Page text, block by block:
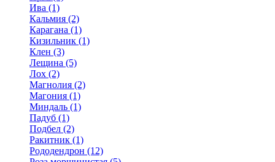
Ива (1)
Кальмия (2)
Карагана (1)
Кизильник (1)
Клен (3)
Лещина (5)
Лох (2)
Магнолия (2)
Магония (1)
Миндаль (1)
Падуб (1)
Подбел (2)
Ракитник (1)
Рододендрон (12)